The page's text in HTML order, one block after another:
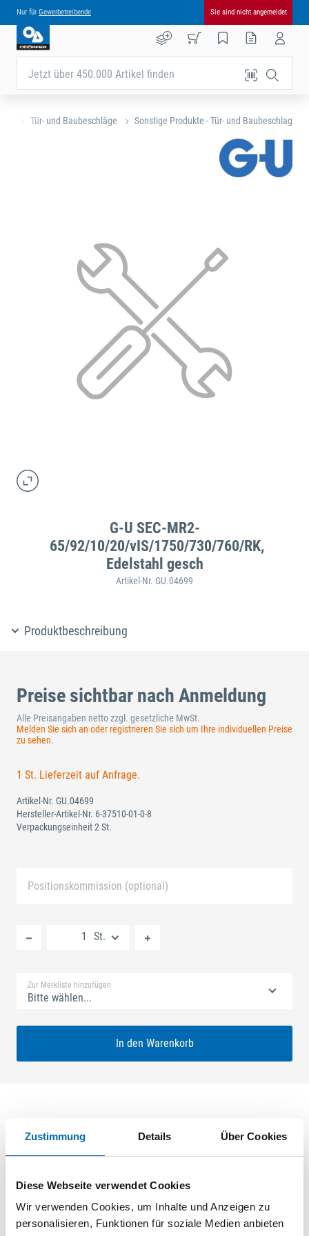
Zustimmung Details Über Cookies
Diese Webseite verwendet Cookies
Wir verwenden Cookies, um Inhalte und Anzeigen zu
personalisieren, Funktionen für soziale Medien anbieten
Nur für Gewerbetreibende Sie sind nicht angemeldet
Jetzt über 450.000 Artikel finden
Tür- und Baubeschläge Sonstige Produkte - Tür- und Baubeschlag
G-U SEC-MR2-
65/92/10/20/vIS/1750/730/760/RK,
Edelstahl gesch
Artikel-Nr. GU.04699
Produktbeschreibung
Preise sichtbar nach Anmeldung
Alle Preisangaben netto zzgl. gesetzliche MwSt.
Melden Sie sich an oder registrieren Sie sich um Ihre individuellen Preise
zu sehen.
1 St. Lieferzeit auf Anfrage.
Artikel-Nr. GU.04699
Hersteller-Artikel-Nr. 6-37510-01-0-8
Verpackungseinheit 2 St.
Positionskommission (optional)
St.
Zur Merkliste hinzufügen
Bitte wählen...
In den Warenkorb
Produktbeschreibung
Flachstulp 20x2,5mm L:1750,0mm Abgerundet Maße: A1
geschliffen